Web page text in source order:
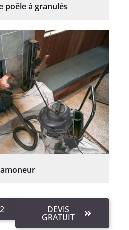
poêle à granulés
DEVIS
GRATUIT